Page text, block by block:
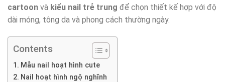
cartoon và kiểu nail trẻ trung để chọn thiết kế hợp với độ
dài móng, tông da và phong cách thường ngày.
Contents
Mẫu nail hoạt hình cute
Nail hoạt hình ngộ nghĩnh